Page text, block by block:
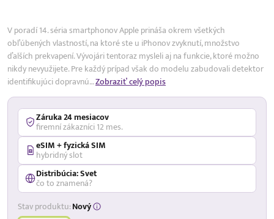
G
Úrok
17,99 %
p.a.
V poradí 14. séria smartphonov Apple prináša okrem všetkých
obľúbených vlastností, na ktoré ste u iPhonov zvyknutí, množstvo
ďalších prekvapení. Vývojári tentoraz mysleli aj na funkcie, ktoré možno
nikdy nevyužijete. Pre každý prípad však do modelu zabudovali detektor
identifikujúci dopravnú…Zobraziť celý popis
Záruka 24 mesiacov
firemní zákazníci 12 mes.
eSIM + fyzická SIM
hybridný slot
Distribúcia: Svet
čo to znamená?
Stav produktu:Nový